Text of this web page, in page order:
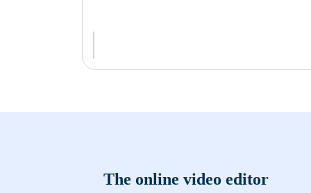
The online video editor